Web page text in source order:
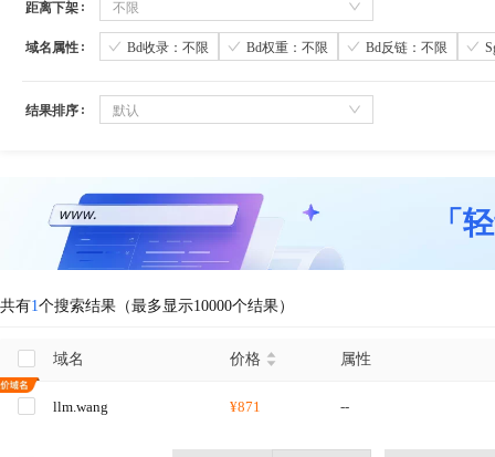
距离下架 不限
域名属性 Bd收录：不限 Bd权重：不限 Bd反链：不限
结果排序 默认
「
共有1个搜索结果（最多显示10000个结果）
域名 价格 属性
llm.wang ¥871 --